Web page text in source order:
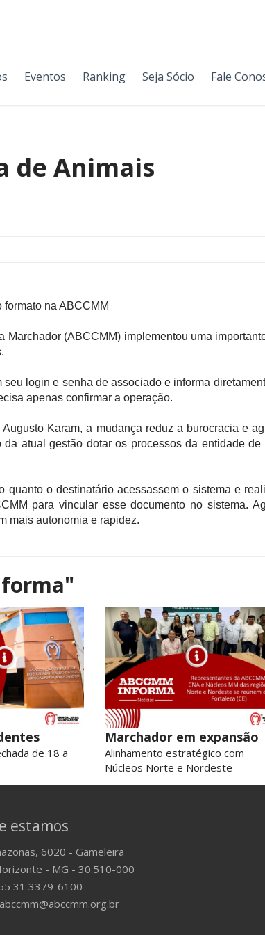
Eventos Ranking Seja Sócio Fale
de Animais
na ABCCMM
(ABCCMM) implementou uma
login e senha de associado e informa
apenas confirmar a operação.
Karam, a mudança reduz a burocracia e
atual gestão dotar os processos da entidade
o destinatário acessassem o sistema e
para vincular esse documento no sistema.
mais autonomia e rapidez.
de 18 a
Marchador em expansão
Alinhamento estratégico com
Núcleos Norte e Nordeste
estamos
6020 - Gameleira
- MG - 30.510-000
31 3379-6100